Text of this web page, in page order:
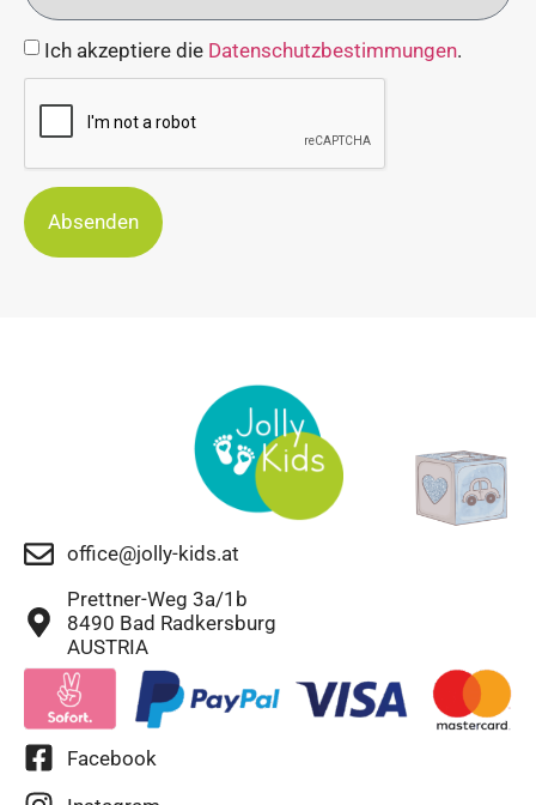
Ich akzeptiere die Datenschutzbestimmungen.
Absenden
office@jolly-kids.at
Prettner-Weg 3a/1b
8490 Bad Radkersburg
AUSTRIA
Facebook